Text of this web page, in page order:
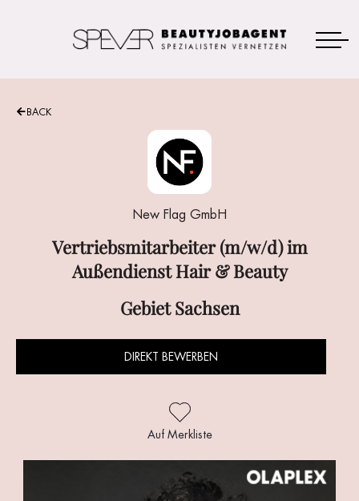
Außendienst Hair & Beauty
DIREKT BEWERBEN
BACK
New Flag GmbH
Vertriebsmitarbeiter (m/w/d) im
Außendienst Hair & Beauty
Gebiet Sachsen
DIREKT BEWERBEN
Auf Merkliste